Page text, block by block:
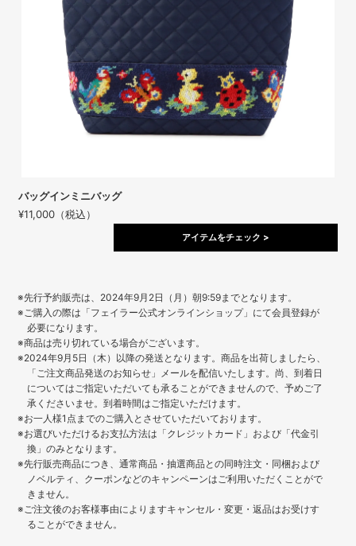
バッグインミニバッグ
¥11,000（税込）
アイテムをチェック >
※先行予約販売は、2024年9月2日（月）朝9:59までとなります。
※ご購入の際は「フェイラー公式オンラインショップ」にて会員登録が
必要になります。
※商品は売り切れている場合がございます。
※2024年9月5日（木）以降の発送となります。商品を出荷しましたら、
「ご注文商品発送のお知らせ」メールを配信いたします。尚、到着日
についてはご指定いただいても承ることができませんので、予めご了
承くださいませ。到着時間はご指定いただけます。
※お一人様1点までのご購入とさせていただいております。
※お選びいただけるお支払方法は「クレジットカード」および「代金引
換」のみとなります。
※先行販売商品につき、通常商品・抽選商品との同時注文・同梱および
ノベルティ、クーポンなどのキャンペーンはご利用いただくことがで
きません。
※ご注文後のお客様事由によりますキャンセル・変更・返品はお受けす
ることができません。